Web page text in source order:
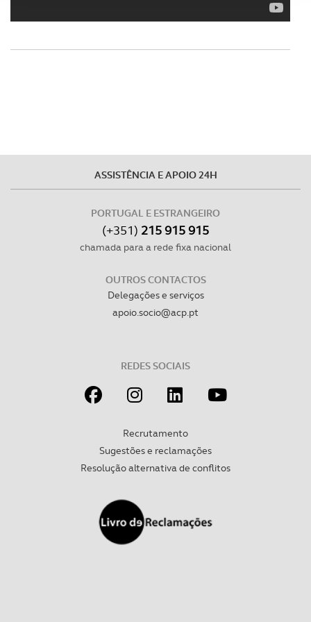
Adicionalmente partilhamos informação, relativa à sua
parceiros e organizações na UE e em países terceiros.
tecnologias similares pode ter impacto na sua
disponibilizados.
Consulte a política de cookies do site.
ASSISTÊNCIA E APOIO 24H
PORTUGAL E ESTRANGEIRO
(+351) 215 915 915
chamada para a rede fixa nacional
OUTROS CONTACTOS
Delegações e serviços
apoio.socio@acp.pt
REDES SOCIAIS
Recrutamento
Sugestões e reclamações
Resolução alternativa de conflitos